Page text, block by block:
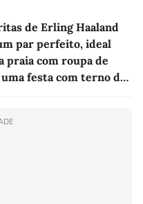
de Erling Haaland
par perfeito, ideal
praia com roupa de
festa com terno de